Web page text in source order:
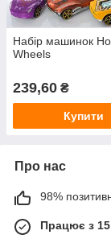
Набір машинок
Wheels
239,60 ₴
Купити
Про нас
98%
Працює з